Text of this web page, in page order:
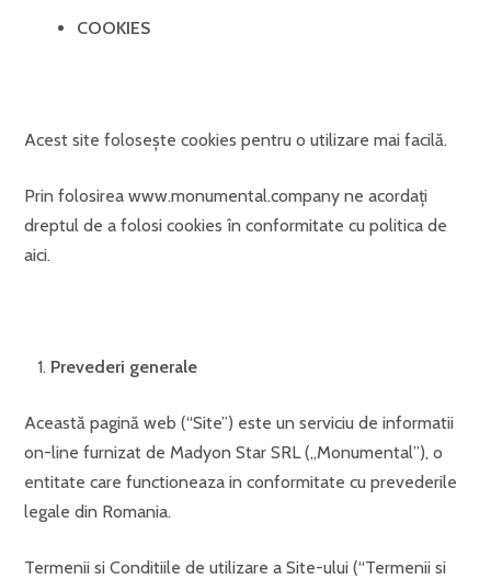
COOKIES
Acest site foloseşte cookies pentru o utilizare mai facilă.
Prin folosirea www.monumental.company ne acordaţi
dreptul de a folosi cookies în conformitate cu politica de
aici.
Prevederi generale
Această pagină web (“Site”) este un serviciu de informatii
on-line furnizat de Madyon Star SRL („Monumental”), o
entitate care functioneaza in conformitate cu prevederile
legale din Romania.
Termenii si Conditiile de utilizare a Site-ului (“Termenii si